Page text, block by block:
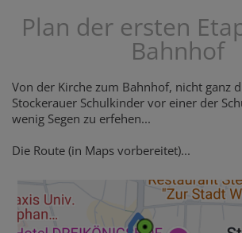
Plan der ersten
Bahnhof
Von der Kirche zum Bahnhof, nicht ganz
Stockerauer Schulkinder vor einer der
wenig Segen zu erfehen...
Die Route (in Maps vorbereitet)...